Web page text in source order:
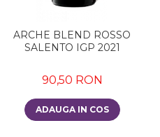
ARCHE BLEND ROSSO
SALENTO IGP 2021
90,50 RON
ADAUGA IN COS